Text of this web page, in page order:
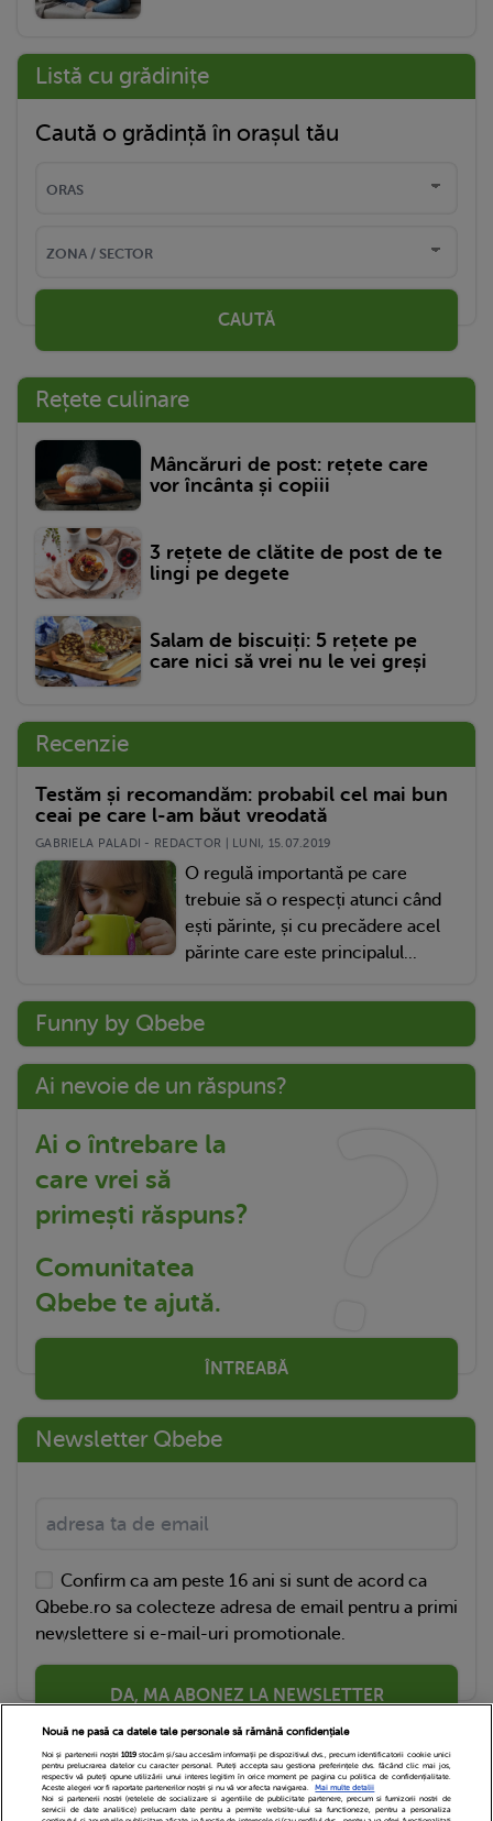
Listă cu grădinițe
Caută o grădință în orașul tău
CAUTĂ
Rețete culinare
Mâncăruri de post: rețete care
vor încânta și copiii
3 rețete de clătite de post de te
lingi pe degete
Salam de biscuiți: 5 rețete pe
care nici să vrei nu le vei greși
Recenzie
Testăm și recomandăm: probabil cel mai bun
ceai pe care l-am băut vreodată
GABRIELA PALADI - REDACTOR | LUNI, 15.07.2019
O regulă importantă pe care
trebuie să o respecți atunci când
ești părinte, și cu precădere acel
părinte care este principalul...
Funny by Qbebe
Ai nevoie de un răspuns?
Ai o întrebare la
care vrei să
primești răspuns?
Comunitatea
Qbebe te ajută.
ÎNTREABĂ
Newsletter Qbebe
Confirm ca am peste 16 ani si sunt de acord ca
Qbebe.ro sa colecteze adresa de email pentru a primi
newslettere si e-mail-uri promotionale.
DA, MA ABONEZ LA NEWSLETTER
Nouă ne pasă ca datele tale personale să rămână confidențiale
Noi și partenerii noștri 1019stocăm și/sau accesăm informații pe dispozitivul dvs., precum identificatorii cookie unici
pentru prelucrarea datelor cu caracter personal. Puteți accepta sau gestiona preferințele dvs. făcând clic mai jos,
respectiv vă puteți opune utilizării unui interes legitim în orice moment pe pagina cu politica de confidențialitate.
Aceste alegeri vor fi raportate partenerilor noștri și nu vă vor afecta navigarea.
Mai multe detalii
Noi si partenerii nostri (retelele de socializare si agentiile de publicitate partenere, precum si furnizorii nostri de
servicii de date analitice) prelucram date pentru a permite website-ului sa functioneze, pentru a personaliza